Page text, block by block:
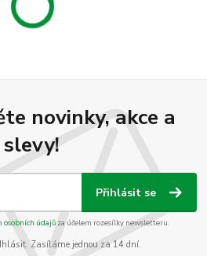
novinky, akce a
slevy!
Přihlásit se
osobních údajůza účelem rozesílky newsletteru.
Zasíláme jednou za 14 dní.